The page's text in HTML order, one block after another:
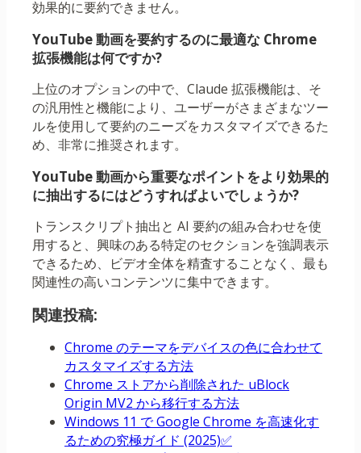
効果的に要約できません。
YouTube 動画を要約するのに最適な Chrome
拡張機能は何ですか?
上位のオプションの中で、Claude 拡張機能は、そ
の汎用性と機能により、ユーザーがさまざまなツー
ルを使用して要約のニーズをカスタマイズできるた
め、非常に推奨されます。
YouTube 動画から重要なポイントをより効果的
に抽出するにはどうすればよいでしょうか?
トランスクリプト抽出と AI 要約の組み合わせを使
用すると、興味のある特定のセクションを強調表示
できるため、ビデオ全体を精査することなく、最も
関連性の高いコンテンツに集中できます。
関連投稿:
Chrome のテーマをデバイスの色に合わせて
カスタマイズする方法
Chrome ストアから削除された uBlock
Origin MV2 から移行する方法
Windows 11 で Google Chrome を高速化す
るための究極ガイド (2025)✅